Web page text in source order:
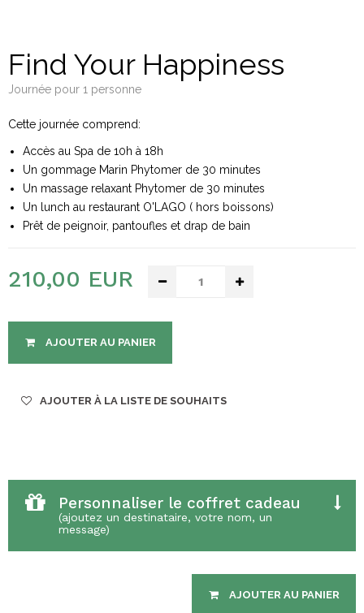
Find Your Happiness
Journée pour 1 personne
Cette journée comprend:
Accès au Spa de 10h à 18h
Un gommage Marin Phytomer de 30 minutes
Un massage relaxant Phytomer de 30 minutes
Un lunch au restaurant O'LAGO ( hors boissons)
Prêt de peignoir, pantoufles et drap de bain
210,00 EUR
AJOUTER AU PANIER
AJOUTER À LA LISTE DE SOUHAITS
Personnaliser le coffret cadeau
(ajoutez un destinataire, votre nom, un
message)
AJOUTER AU PANIER